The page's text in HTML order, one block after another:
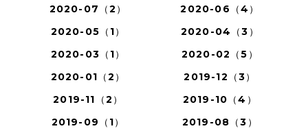
2020-07（2）
2020-06（4）
2020-05（1）
2020-04（3）
2020-03（1）
2020-02（5）
2020-01（2）
2019-12（3）
2019-11（2）
2019-10（4）
2019-09（1）
2019-08（3）